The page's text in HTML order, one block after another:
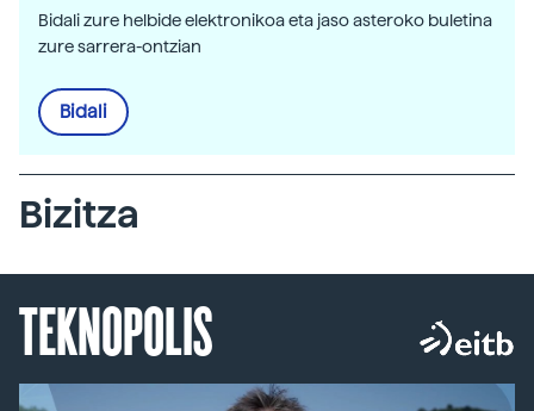
Bidali zure helbide elektronikoa eta jaso asteroko buletina
zure sarrera-ontzian
Bidali
Bizitza
TEKNOPOLIS